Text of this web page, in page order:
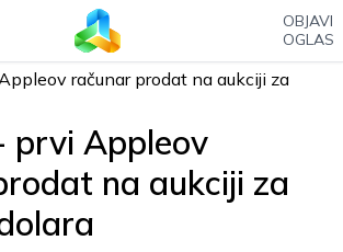
OBJAVI
OGLAS
prvi Appleov
na aukciji za